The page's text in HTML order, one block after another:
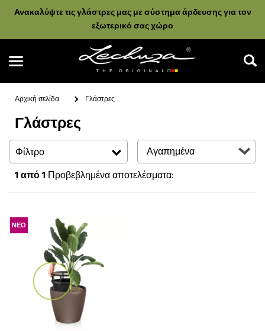
Ανακαλύψτε τις γλάστρες μας με σύστημα άρδευσης για τον
εξωτερικό σας χώρο
Αναζήτηση
Αρχική σελίδα Γλάστρες
Γλάστρες
Φίλτρο
1από 1Προβεβλημένα αποτελέσματα:
ΝΕΟ